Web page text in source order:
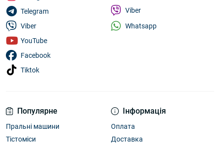
Популярне
Пральні машини
Тістоміси
Інформація
Оплата
Доставка
Telegram
Viber
YouTube
Facebook
Tiktok
Viber
Whatsapp